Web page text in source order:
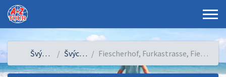
Švýcarsko Švýcarsko Fiescherhof, Furkastrasse, Fiesch, Švýcarsko